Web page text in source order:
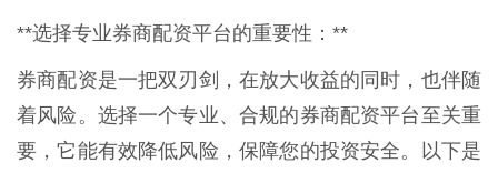
**选择专业券商配资平台的重要性：**
券商配资是一把双刃剑，在放大收益的同时，也伴随
着风险。选择一个专业、合规的券商配资平台至关重
要，它能有效降低风险，保障您的投资安全。以下是